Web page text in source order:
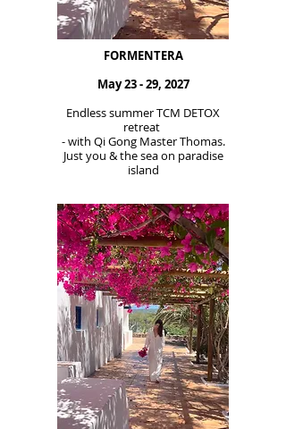
FORMENTERA
May 23 - 29, 2027
Endless summer TCM DETOX
retreat
- with Qi Gong Master Thomas.
Just you & the sea on paradise
island